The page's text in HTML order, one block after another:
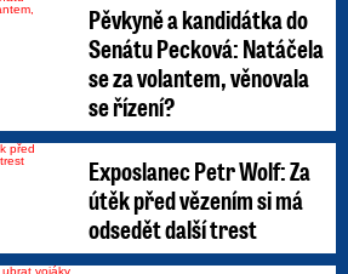
Pěvkyně a kandidátka do
Senátu Pecková: Natáčela
se za volantem, věnovala
se řízení?
Exposlanec Petr Wolf: Za
útěk před vězením si má
odsedět další trest